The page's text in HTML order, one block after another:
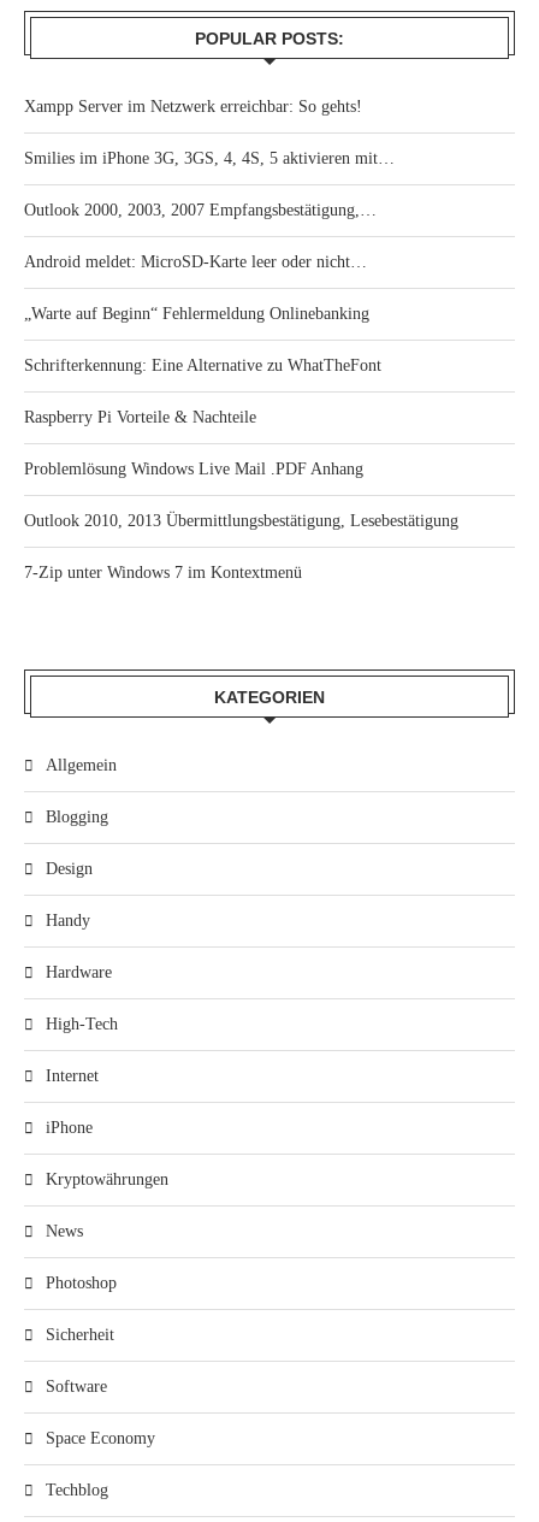
POPULAR POSTS:
Xampp Server im Netzwerk erreichbar: So gehts!
Smilies im iPhone 3G, 3GS, 4, 4S, 5 aktivieren mit…
Outlook 2000, 2003, 2007 Empfangsbestätigung,…
Android meldet: MicroSD-Karte leer oder nicht…
„Warte auf Beginn“ Fehlermeldung Onlinebanking
Schrifterkennung: Eine Alternative zu WhatTheFont
Raspberry Pi Vorteile & Nachteile
Problemlösung Windows Live Mail .PDF Anhang
Outlook 2010, 2013 Übermittlungsbestätigung, Lesebestätigung
7-Zip unter Windows 7 im Kontextmenü
KATEGORIEN
Allgemein
Blogging
Design
Handy
Hardware
High-Tech
Internet
iPhone
Kryptowährungen
News
Photoshop
Sicherheit
Software
Space Economy
Techblog